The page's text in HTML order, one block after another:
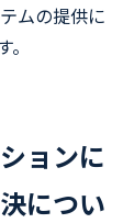
ムの提供に
ョンに
につい